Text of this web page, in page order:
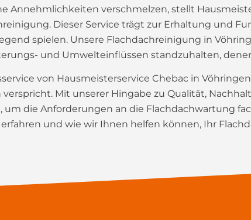
Annehmlichkeiten verschmelzen, stellt
Dieser Service trägt zur Erhaltung und
spielen. Unsere Flachdachreinigung in
und Umwelteinflüssen standzuhalten,
von Hausmeisterservice Chebac in
Mit unserer Hingabe zu Qualität,
die Anforderungen an die Flachdachwartung
und wie wir Ihnen helfen können, Ihr